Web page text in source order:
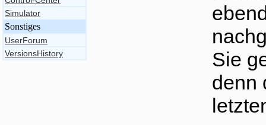
Simulator
Sonstiges
UserForum
VersionsHistory
Sie
denn